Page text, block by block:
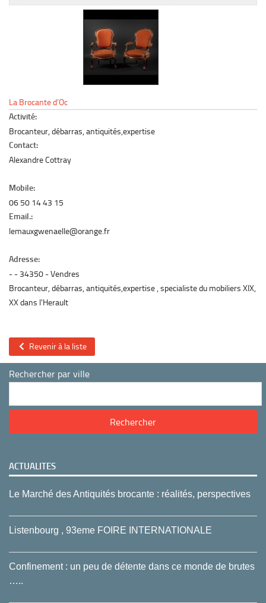
Le marché du mobilier d’occasion
La Brocante d’Oc
Activité:
Brocanteur, débarras, antiquités,expertise
Contact:
Alexandre Cottray
Mobile:
06 50 14 43 15
Email.:
lemauxgwenaelle@orange.fr
Adresse:
- 34350
Vendres
Brocanteur, débarras, antiquités,expertise , specialiste du mobiliers XIX,
XX dans l'Herault
Revenir à la liste
Rechercher par ville
ACTUALITES
Le Marché des Antiquités brocante : réalités, perspectives
Listenbourg , 93eme FOIRE INTERNATIONALE
Confinement : un peu de détente dans ce monde de brutes
…..